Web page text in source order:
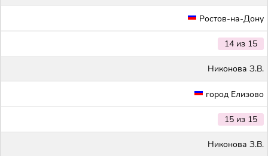
Ростов-на-Дону
14 из 15
Никонова З.В.
город Елизово
15 из 15
Никонова З.В.